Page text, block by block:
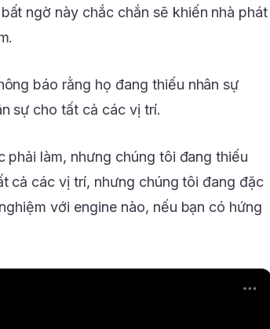
ngờ này chắc chắn sẽ khiến nhà phát
báo rằng họ đang thiếu nhân sự
sự cho tất cả các vị trí.
làm, nhưng chúng tôi đang thiếu
cả các vị trí, nhưng chúng tôi đang đặc
với engine nào, nếu bạn có hứng